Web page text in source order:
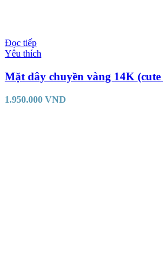
Đọc tiếp
Yêu thích
Mặt dây chuyền vàng 14K (cute
1.950.000 VND